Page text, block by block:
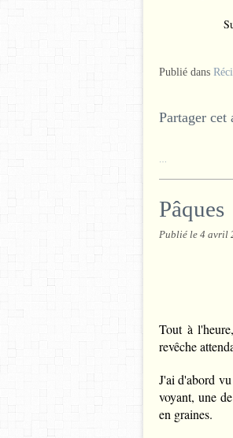
Publié dans
Partager cet
Pâques
Publié le 4 avril
Tout à
revêche
J'ai d'abord
voyant, une
en graines.